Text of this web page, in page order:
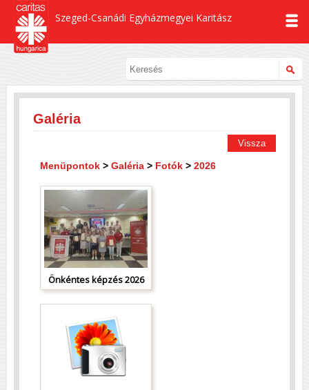
Szeged-Csanádi Egyházmegyei Karitász
Galéria
Vissza
Menüpontok > Galéria > Fotók > 2026
Önkéntes képzés 2026